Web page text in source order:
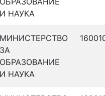
И НАУКА
МИНИСТЕРСТВО
ЗА
ОБРАЗОВАНИЕ
И НАУКА